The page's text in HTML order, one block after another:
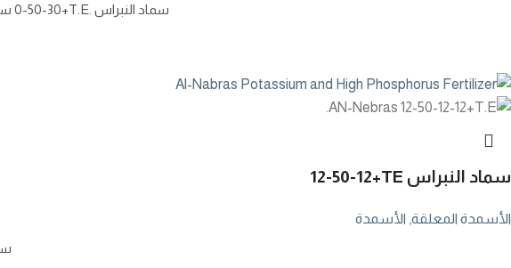
سماد النبراس 0-50-30+T.E.
سماد النبراس 12-50-12+TE
الأسمدة المعلقة الأسمدة